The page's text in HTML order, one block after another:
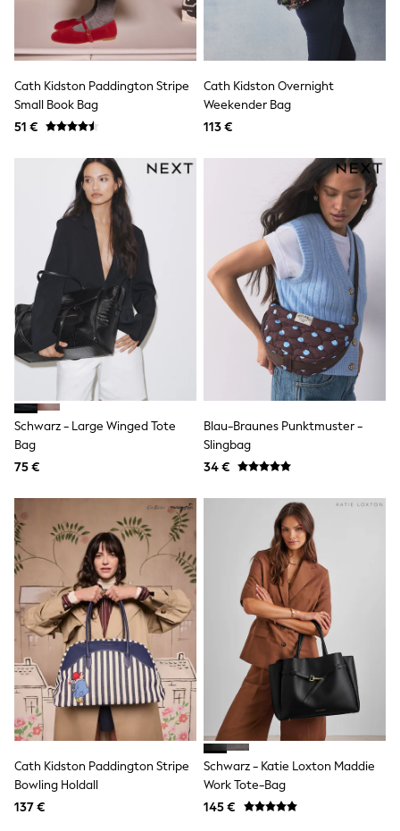
Tops
Nightwear & Pyjamas
Jumpsuits & Playsuits
Jeans
Shirts & Blouses
Swimwear
Sportswear
Dungarees
All Holiday Shop
Tops
Dresses
Shorts
Skirts
Sandals & Sliders
Rash Vests
Sun Safe Swimwear
Sun Hats & Caps
All Footwear
New In
Boots
Half Sizes
Slippers
Trainers
Wide Fit
Pyjamas
Robes
Socks & Tights
All Bags & Accessories
Bags
All Occasionwear
All Partywear
Wedding
Dresses
Shoes
Cardigans
Skirts
Denim Jackets
Raincoats
Waterproof
Puddlesuits
Gilets
Cath Kidston Paddington Stripe
Small Book Bag
51 €
Cath Kidston Overnight
Weekender Bag
113 €
Schwarz - Large Winged Tote
Bag
75 €
Blau-Braunes Punktmuster -
Slingbag
34 €
Cath Kidston Paddington Stripe
Bowling Holdall
137 €
Schwarz - Katie Loxton Maddie
Work Tote-Bag
145 €